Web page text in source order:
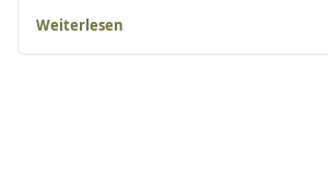
Weiterlesen